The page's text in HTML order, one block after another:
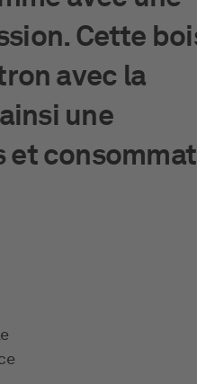
Cette
avec la
une